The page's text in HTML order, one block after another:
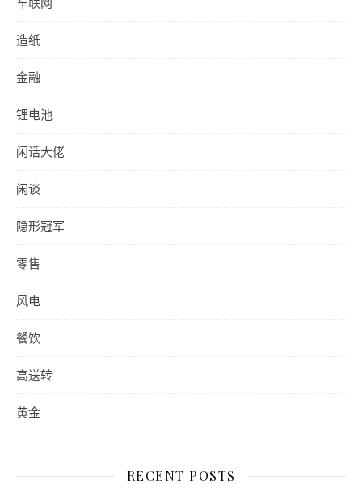
造纸
金融
锂电池
闲话大佬
闲谈
隐形冠军
零售
风电
餐饮
高送转
黄金
RECENT POSTS